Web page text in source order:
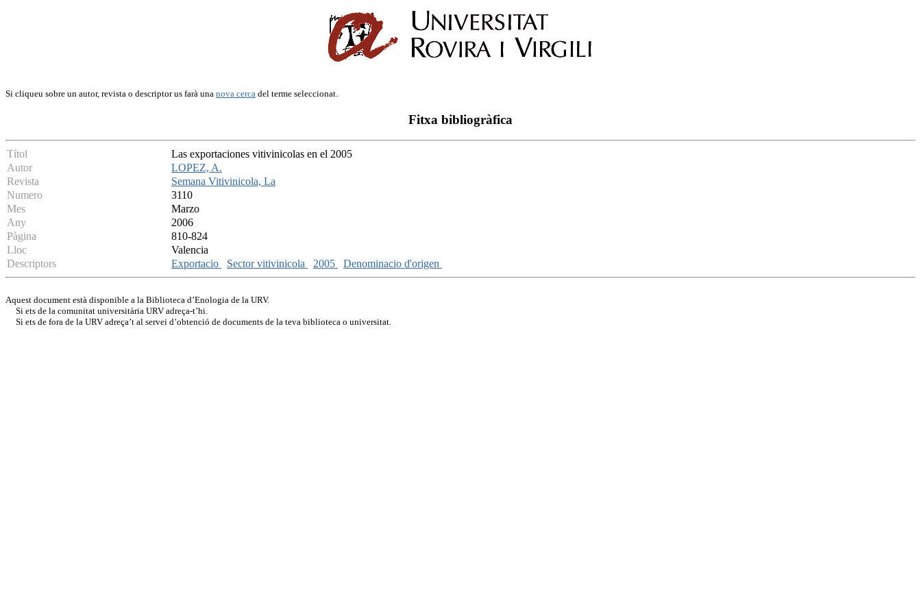
Si cliqueu sobre un autor, revista o descriptor us farà una nova cerca del terme seleccionat.
Fitxa bibliogràfica
Títol
Las exportaciones vitivinicolas en el 2005
Autor
LOPEZ, A.
Revista
Semana Vitivinicola, La
Numero
3110
Mes
Marzo
Any
2006
Pàgina
810-824
Lloc
Valencia
Descriptors
Exportacio Sector vitivinicola 2005 Denominacio d'origen
Aquest document està disponible a la Biblioteca d’Enologia de la URV.
Si ets de la comunitat universitària URV adreça-t’hi.
Si ets de fora de la URV adreça’t al servei d’obtenció de documents de la teva biblioteca o universitat.